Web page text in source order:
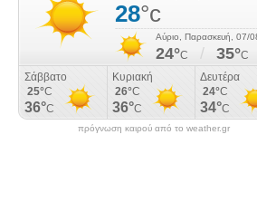
πρόγνωση καιρού από το weather.gr